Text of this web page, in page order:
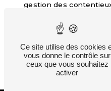
gestion des
vous inscrire sur la
démarchage
pour plus
Ce site utilise des cookies
vous donne le contrôle sur
ceux que vous souhaitez
activer